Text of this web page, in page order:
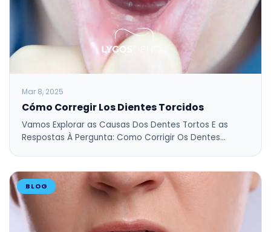
Mar 8, 2025
Cómo Corregir Los Dientes Torcidos
Vamos Explorar as Causas Dos Dentes Tortos E as
Respostas À Pergunta: Como Corrigir Os Dentes…
BLOG